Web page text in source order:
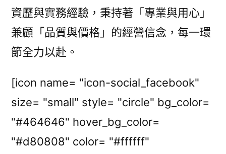
資歷與實務經驗，秉持著「專業與用心」
兼顧「品質與價格」的經營信念，每一環
節全力以赴。
[icon name= "icon-social_facebook"
size= "small" style= "circle" bg_color=
"#464646" hover_bg_color=
"#d80808" color= "#ffffff"